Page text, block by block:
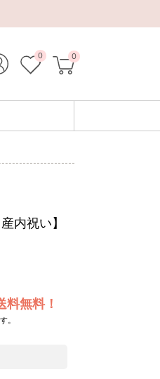
0 0
内祝い】
料無料！
。